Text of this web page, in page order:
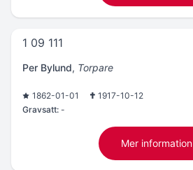
1 09 111
Per Bylund, Torpare
1862-01-01
1917-10-12
Gravsatt: -
Mer information